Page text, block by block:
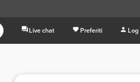
Live chat Preferiti